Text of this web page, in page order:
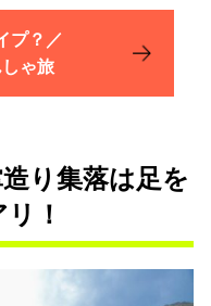
プ？／
ゃ旅
り集落は足を
！